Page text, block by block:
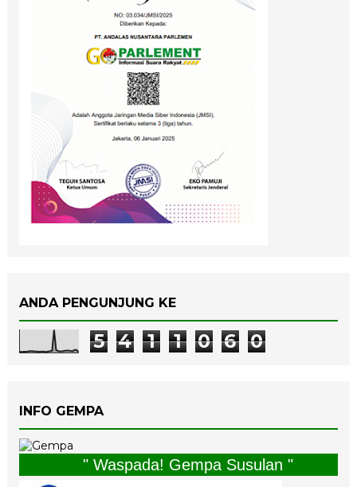
ANDA PENGUNJUNG KE
5 4 1 1 0 6 0
INFO GEMPA
" Waspada! Gempa Susulan "